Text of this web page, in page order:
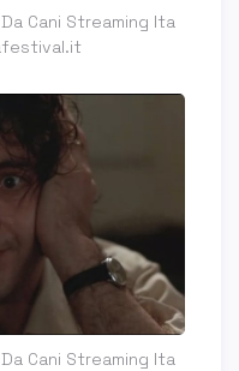
Cani Streaming Ita
Cani Streaming Ita